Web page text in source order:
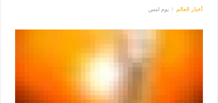
أخبار العالم يوم امس